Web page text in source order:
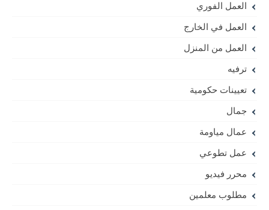
العمل الفوري
العمل في الخارج
العمل من المنزل
ترفيه
تعيينات حكومية
جمال
عمال مياومة
عمل تطوعي
محرر فيديو
مطلوب معلمين